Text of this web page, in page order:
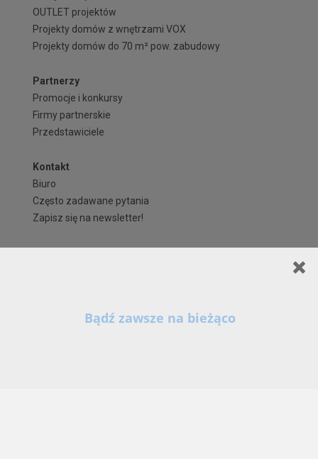
OUTLET projektów
Projekty domów z wnętrzami VOX
Projekty domów do 70 m² pow. zabudowy
Partnerzy
Promocje i konkursy
Firmy partnerskie
Przedstawiciele
Kontakt
Biuro
Często zadawane pytania
Zapisz się na newsletter!
Koszty i forma dostawy